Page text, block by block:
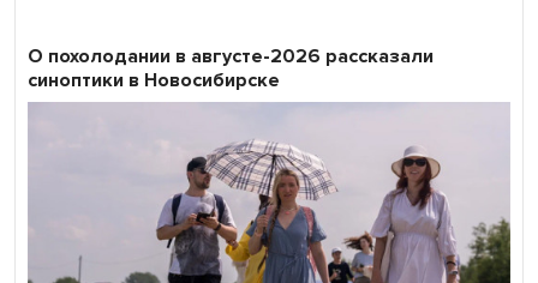
О похолодании в августе-2026 рассказали
синоптики в Новосибирске